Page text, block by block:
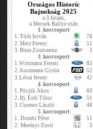
Országos Historic
Bajnokság 2025
a 3.futam,
a Mecsek Rallye után
1. korcsoport
1. Tóth István
76
2. Metz Ferenc
51
3. Buza Zsuzsanna
3
3. korcsoport
1.Wirtmann Ferenc
85
2.Auszmann Gyula
52
3.Lévai ferenc
42
4. korcsoport
1. Póczik Ákos
60
2. Ifj. Érdi Tibor
51
3. Csomor László
48
5. korcsoport
1. Dombi Péter
51
2. Merényi Zsolt
3